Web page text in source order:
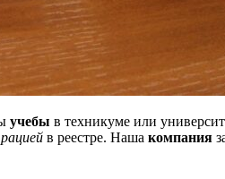
учебы в техникуме или
в реестре. Наша компания